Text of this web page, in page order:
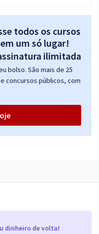
dinheiro de volta!
todos os cursos
um só lugar!
bolso. São mais de 25
concursos públicos, com